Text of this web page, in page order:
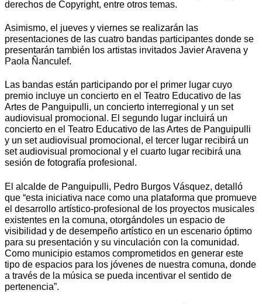
derechos de Copyright, entre otros temas.
Asimismo, el jueves y viernes se realizarán las
presentaciones de las cuatro bandas participantes donde se
presentarán también los artistas invitados Javier Aravena y
Paola Ñanculef.
Las bandas están participando por el primer lugar cuyo
premio incluye un concierto en el Teatro Educativo de las
Artes de Panguipulli, un concierto interregional y un set
audiovisual promocional. El segundo lugar incluirá un
concierto en el Teatro Educativo de las Artes de Panguipulli
y un set audiovisual promocional, el tercer lugar recibirá un
set audiovisual promocional y el cuarto lugar recibirá una
sesión de fotografía profesional.
El alcalde de Panguipulli, Pedro Burgos Vásquez, detalló
que “esta iniciativa nace como una plataforma que promueve
el desarrollo artístico-profesional de los proyectos musicales
existentes en la comuna, otorgándoles un espacio de
visibilidad y de desempeño artístico en un escenario óptimo
para su presentación y su vinculación con la comunidad.
Como municipio estamos comprometidos en generar este
tipo de espacios para los jóvenes de nuestra comuna, donde
a través de la música se pueda incentivar el sentido de
pertenencia”.